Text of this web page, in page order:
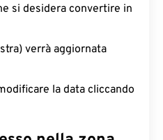
si desidera convertire in
verrà aggiornata
la data cliccando